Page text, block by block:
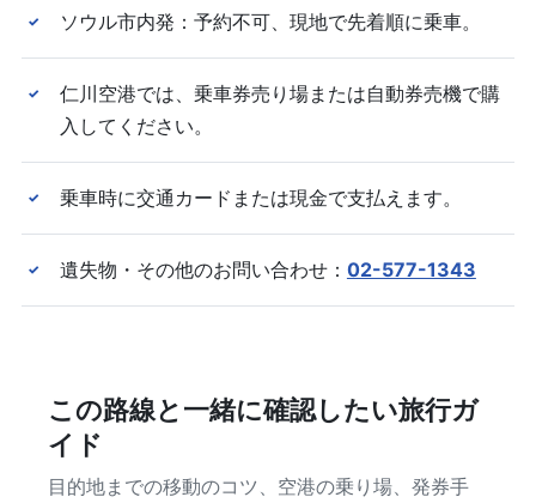
✓ ソウル市内発：予約不可、現地で先着順に乗車。
✓
仁川空港では、乗車券売り場または自動券売機で購
入してください。
✓ 乗車時に交通カードまたは現金で支払えます。
✓ 遺失物・その他のお問い合わせ： 02-577-1343
この路線と一緒に確認したい旅行ガ
イド
目的地までの移動のコツ、空港の乗り場、発券手